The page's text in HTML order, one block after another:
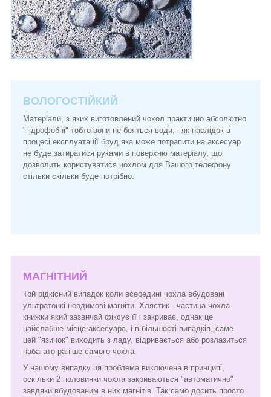
ВОЛОГОСТІЙКИЙ
Матеріали, з яких виготовлений чохол практично абсолютно
"гідрофобні" тобто вони не бояться води, і як наслідок в
процесі експлуатації бруд яка може потрапити на аксесуар
не буде затиратися руками в поверхню матеріалу, що
дозволить користуватися чохлом для Вашого телефону
стільки скільки буде потрібно.
МАГНІТНИЙ
Той рідкісний випадок коли всередині чохла вбудовані
ультратонкі неодимові магніти. Хлястик - частина чохла
книжки який зазвичай фіксує її і закриває, однак це
найслабше місце аксесуара, і в більшості випадків, саме
цей "язичок" виходить з ладу, відривається або розлазиться
набагато раніше самого чохла.
У нашому випадку ця проблема виключена в принципі,
оскільки 2 половинки чохла закриваються "автоматично"
завдяки вбудованим в них магнітів. Так само досить просто